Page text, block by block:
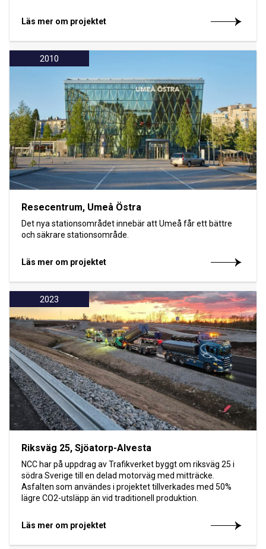
Läs mer om projektet
2010
Resecentrum, Umeå Östra
Det nya stationsområdet innebär att Umeå får ett bättre
och säkrare stationsområde.
Läs mer om projektet
2023
Riksväg 25, Sjöatorp-Alvesta
NCC har på uppdrag av Trafikverket byggt om riksväg 25 i
södra Sverige till en delad motorväg med mitträcke.
Asfalten som användes i projektet tillverkades med 50%
lägre CO2-utsläpp än vid traditionell produktion.
Läs mer om projektet